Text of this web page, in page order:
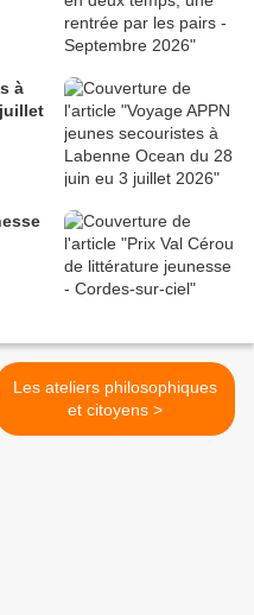
à
Les ateliers philosophiques
et citoyens >